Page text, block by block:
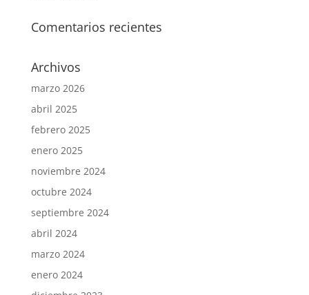
Comentarios recientes
Archivos
marzo 2026
abril 2025
febrero 2025
enero 2025
noviembre 2024
octubre 2024
septiembre 2024
abril 2024
marzo 2024
enero 2024